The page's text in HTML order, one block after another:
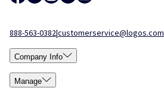
888-563-0382|customerservice@logos.com
Company Info
Manage